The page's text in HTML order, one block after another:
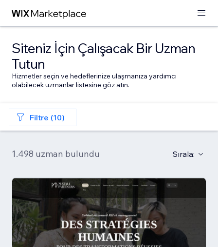
Siteniz İçin Çalışacak Bir Uzman
Tutun
Hizmetler seçin ve hedeflerinize ulaşmanıza yardımcı
olabilecek uzmanlar listesine göz atın.
Filtre (10)
1.498 uzman bulundu Sırala: